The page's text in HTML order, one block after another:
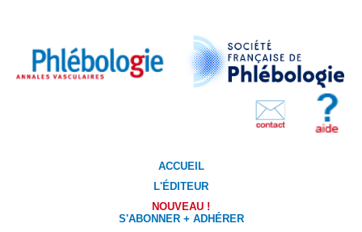
ACCUEIL
L'ÉDITEUR
NOUVEAU !
S'ABONNER + ADHÉRER